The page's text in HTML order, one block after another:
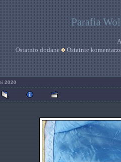
Parafia
Ostatnio dodane
Ostatnie
2020